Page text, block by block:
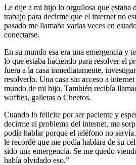
Le dije a mi hijo lo orgullosa que estaba
trabajo para decirme que el internet no
pasado me llamaba varias veces en
conectarse.
En su mundo esa era una emergencia y
lo que estaba haciendo para resolver el
fuera a la casa inmediatamente,
resolverlo. Una casa sin acceso a
mundo de mi hijo. También recibía
waffles, galletas o Cheetos.
Cuando lo felicite por ser paciente y
decirme el problema del internet, me
podía hablar porque el teléfono no
le recordé que me podía hablara de su
sido una emergencia. Se me quedo
había olvidado eso.”